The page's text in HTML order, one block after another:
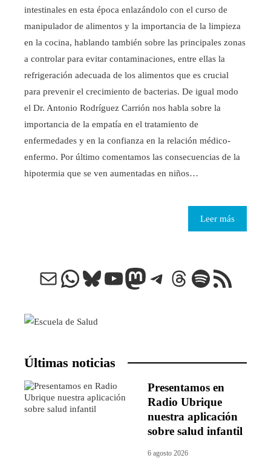
intestinales en esta época enlazándolo con el curso de
manipulador de alimentos y la importancia de la limpieza
en la cocina, hablando también sobre las principales zonas
a controlar para evitar contaminaciones, entre ellas la
refrigeración adecuada de los alimentos que es crucial
para prevenir el crecimiento de bacterias. De igual modo
el Dr. Antonio Rodríguez Carrión nos habla sobre la
importancia de la empatía en el tratamiento de
enfermedades y en la confianza en la relación médico-
enfermo. Por último comentamos las consecuencias de la
hipotermia que se ven aumentadas en niños…
Leer más
Correo electrónico
WhatsApp
Bluesky
YouTube
Mastodon
Telegram
Threads
Spotify
Feed RSS
Últimas noticias
Presentamos en
Radio Ubrique
nuestra aplicación
sobre salud infantil
6 agosto 2026